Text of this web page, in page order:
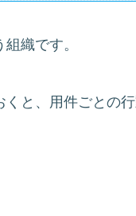
織です。
と、用件ごとの